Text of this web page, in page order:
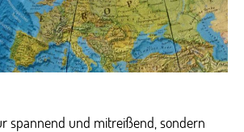
des
Fußballs
spannend und mitreißend, sondern